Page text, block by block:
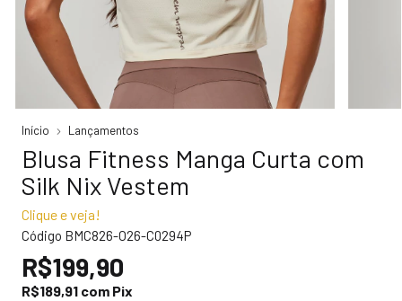
Início Lançamentos
Blusa Fitness Manga Curta com
Silk Nix Vestem
Clique e veja!
Código BMC826-O26-C0294P
R$199,90
R$189,91 com Pix